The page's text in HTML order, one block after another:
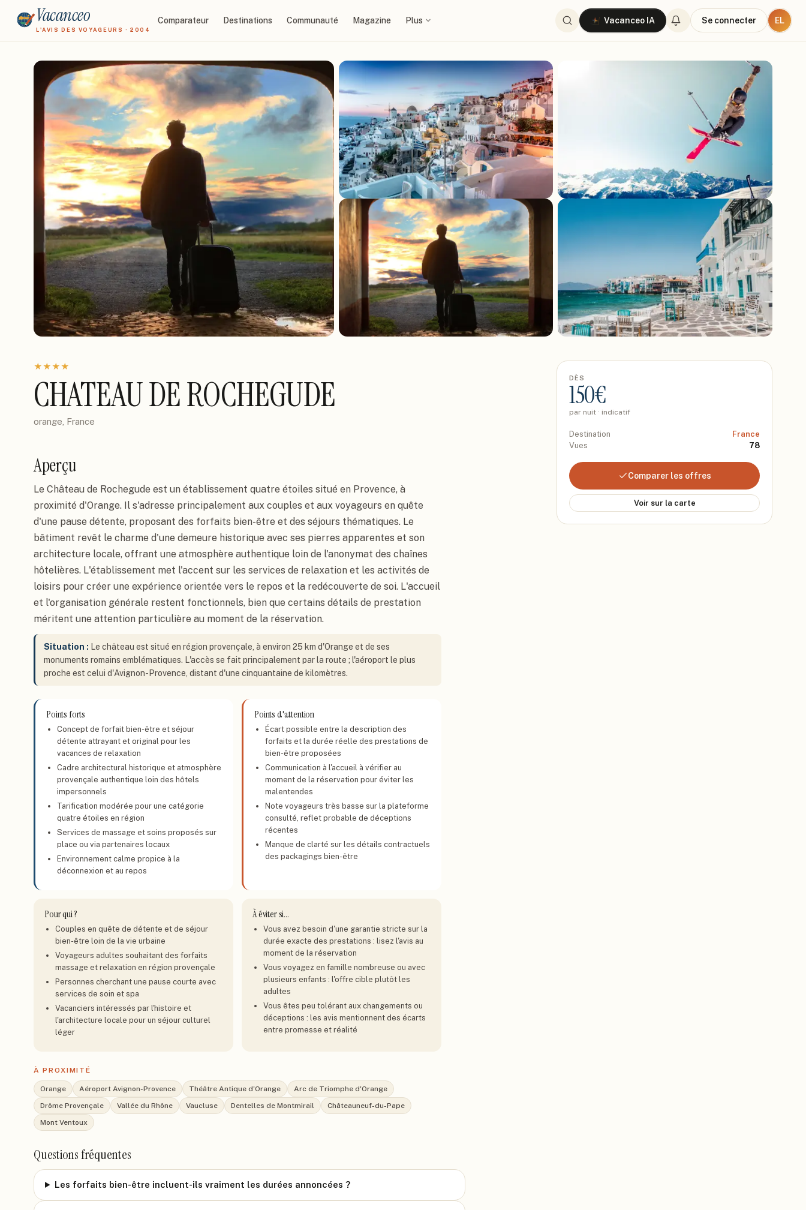
Vacanceo
L'AVIS DES VOYAGEURS · 2004
Comparateur Destinations Communauté Magazine Plus Vacanceo IA Se connecter EL
★★★★
CHATEAU DE ROCHEGUDE
orange, France
Aperçu
Le Château de Rochegude est un établissement quatre étoiles situé en Provence, à
proximité d'Orange. Il s'adresse principalement aux couples et aux voyageurs en quête
d'une pause détente, proposant des forfaits bien-être et des séjours thématiques. Le
bâtiment revêt le charme d'une demeure historique avec ses pierres apparentes et son
architecture locale, offrant une atmosphère authentique loin de l'anonymat des chaînes
hôtelières. L'établissement met l'accent sur les services de relaxation et les activités de
loisirs pour créer une expérience orientée vers le repos et la redécouverte de soi. L'accueil
et l'organisation générale restent fonctionnels, bien que certains détails de prestation
méritent une attention particulière au moment de la réservation.
Situation : Le château est situé en région provençale, à environ 25 km d'Orange et de ses
monuments romains emblématiques. L'accès se fait principalement par la route ; l'aéroport le plus
proche est celui d'Avignon-Provence, distant d'une cinquantaine de kilomètres.
Points forts
Concept de forfait bien-être et séjour
détente attrayant et original pour les
vacances de relaxation
Cadre architectural historique et atmosphère
provençale authentique loin des hôtels
impersonnels
Tarification modérée pour une catégorie
quatre étoiles en région
Services de massage et soins proposés sur
place ou via partenaires locaux
Environnement calme propice à la
déconnexion et au repos
Points d'attention
Écart possible entre la description des
forfaits et la durée réelle des prestations de
bien-être proposées
Communication à l'accueil à vérifier au
moment de la réservation pour éviter les
malentendes
Note voyageurs très basse sur la plateforme
consulté, reflet probable de déceptions
récentes
Manque de clarté sur les détails contractuels
des packagings bien-être
Pour qui ?
Couples en quête de détente et de séjour
bien-être loin de la vie urbaine
Voyageurs adultes souhaitant des forfaits
massage et relaxation en région provençale
Personnes cherchant une pause courte avec
services de soin et spa
Vacanciers intéressés par l'histoire et
l'architecture locale pour un séjour culturel
léger
À éviter si…
Vous avez besoin d'une garantie stricte sur la
durée exacte des prestations : lisez l'avis au
moment de la réservation
Vous voyagez en famille nombreuse ou avec
plusieurs enfants : l'offre cible plutôt les
adultes
Vous êtes peu tolérant aux changements ou
déceptions : les avis mentionnent des écarts
entre promesse et réalité
À PROXIMITÉ
Orange Aéroport Avignon-Provence Théâtre Antique d'Orange
Arc de Triomphe d'Orange
Drôme Provençale
Vallée du Rhône Vaucluse Dentelles de Montmirail
Châteauneuf-du-Pape
Mont Ventoux
Questions fréquentes
Les forfaits bien-être incluent-ils vraiment les durées annoncées ?
DÈS
150€
par nuit · indicatif
Destination
France
Vues
78
Comparer les offres
Voir sur la carte